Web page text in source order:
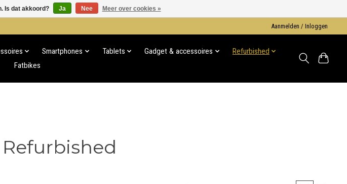
Aanmelden / Inloggen
Smartphones Tablets Gadget & accessoires
Refurbished
Fatbikes
Is dat akkoord? Ja Nee Meer over cookies »